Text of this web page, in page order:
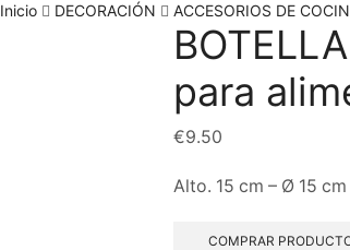
Inicio
DECORACIÓN ACCESORIOS DE
para
€9.50
Alto. 15 cm – Ø 15 cm
COMPRAR